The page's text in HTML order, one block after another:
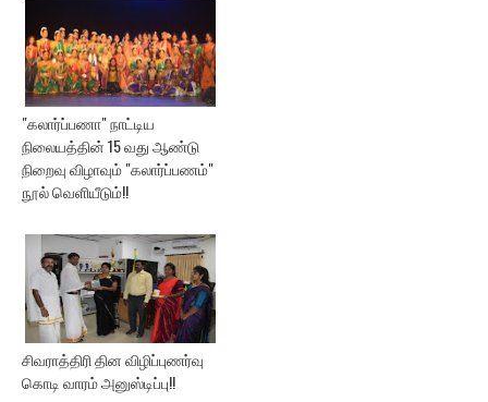
"கலார்ப்பணா" நாட்டிய
நிலையத்தின் 15 வது ஆண்டு
நிறைவு விழாவும் "கலார்ப்பணம்"
நூல் வெளியீடும்!!
சிவராத்திரி தின விழிப்புணர்வு
கொடி வாரம் அனுஸ்டிப்பு!!